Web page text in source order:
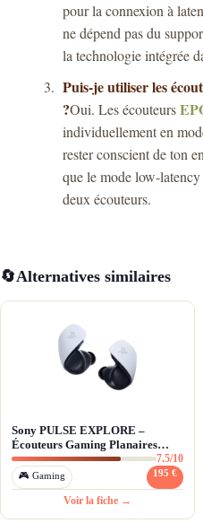
pour la connexion à
ne dépend pas du
la technologie intégrée
Puis-je utiliser les
?Oui. Les écouteurs
individuellement en
rester conscient de ton
que le mode low-
deux écouteurs.
🔄Alternatives similaires
Sony PULSE EXPLORE –
Écouteurs Gaming Planaires
PS5/Portal
7.5/10
🎮 Gaming 195 €
Voir la fiche →